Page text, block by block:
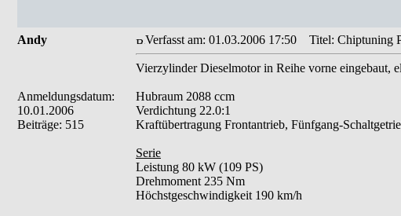
Andy
Anmeldungsdatum:
10.01.2006
Beiträge: 515
Verfasst am: 01.03.2006 17:50 Titel: Chiptuning
Vierzylinder Dieselmotor in Reihe vorne eingebaut,
Hubraum 2088 ccm
Verdichtung 22.0:1
Kraftübertragung Frontantrieb, Fünfgang-
Serie
Leistung 80 kW (109 PS)
Drehmoment 235 Nm
Höchstgeschwindigkeit 190 km/h